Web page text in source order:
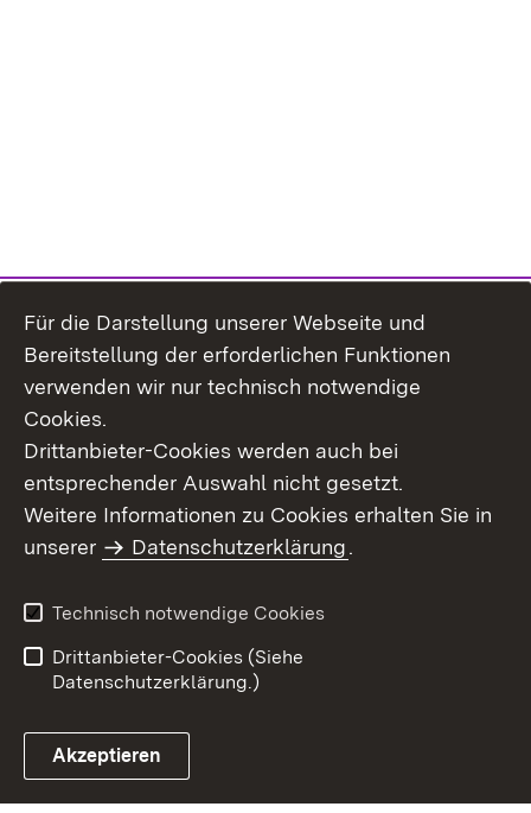
Benutzungshinweise
Erklärung zur
Für die Darstellung unserer Webseite und
Bereitstellung der erforderlichen Funktionen
verwenden wir nur technisch notwendige
Cookies.
Drittanbieter-Cookies werden auch bei
entsprechender Auswahl nicht gesetzt.
Weitere Informationen zu Cookies erhalten Sie in
unserer
Datenschutzerklärung.
Technisch notwendige Cookies
Drittanbieter-Cookies (Siehe
Datenschutzerklärung.)
Akzeptieren